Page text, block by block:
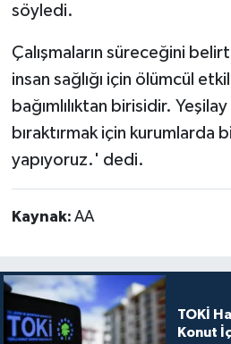
söyledi.
Çalışmaların süreceğini
insan sağlığı için ölümcül
bağımlılıktan birisidir.
bıraktırmak için kurumlarda
yapıyoruz.' dedi.
Kaynak: AA
TOKİ
Konut